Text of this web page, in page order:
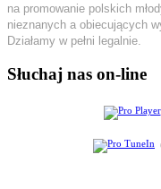
na promowanie polskich
nieznanych a obiecujących
Działamy w pełni legalnie.
Słuchaj nas on-line